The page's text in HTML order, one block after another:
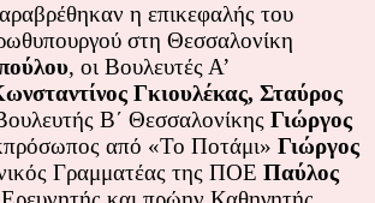
η επικεφαλής του
στη Θεσσαλονίκη
, οι Βουλευτές Α’
Γκιουλέκας, Σταύρος
Β΄ Θεσσαλονίκης Γιώργος
από «Το Ποτάμι» Γιώργος
Γραμματέας της ΠΟΕ Παύλος